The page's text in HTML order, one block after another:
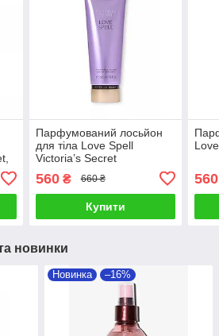
Парфумований лосьйон
для тіла Love Spell
Victoria’s Secret
560₴ 660 ₴
Купити
560
новинки
Новинка –16%